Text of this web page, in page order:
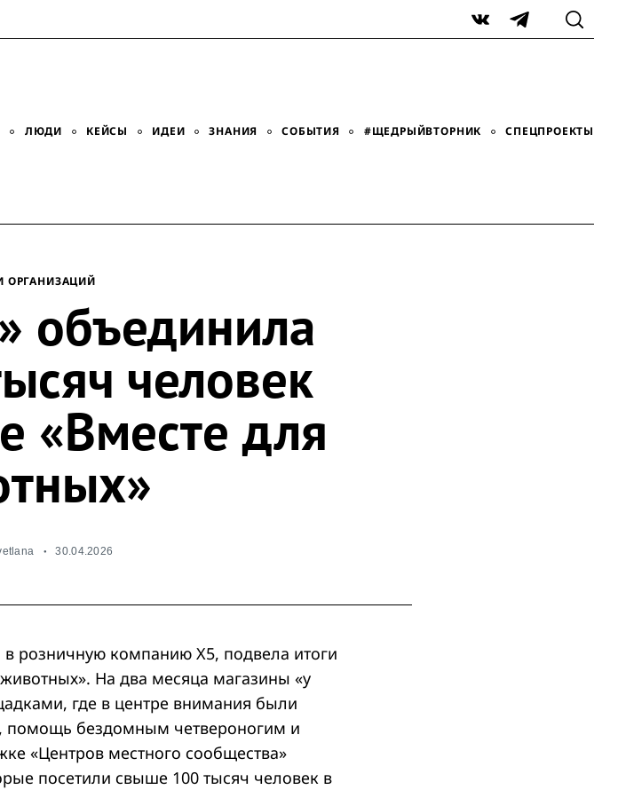
VK Telegram
ЛЮДИ КЕЙСЫ ИДЕИ ЗНАНИЯ СОБЫТИЯ #ЩЕДРЫЙВТОРНИК СПЕЦПРОЕКТЫ
ОРГАНИЗАЦИЙ
объединила
человек
«Вместе для
30.04.2026
в розничную компанию X5, подвела итоги
На два месяца магазины «у
где в центре внимания были
помощь бездомным четвероногим и
«Центров местного сообщества»
посетили свыше 100 тысяч человек в